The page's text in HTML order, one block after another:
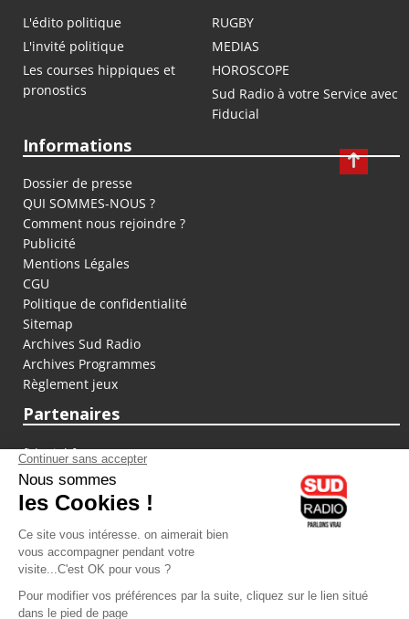
L'édito politique
RUGBY
L'invité politique
MEDIAS
Les courses hippiques et
pronostics
HOROSCOPE
Sud Radio à votre Service avec
Fiducial
Informations
Dossier de presse
QUI SOMMES-NOUS ?
Comment nous rejoindre ?
Publicité
Mentions Légales
CGU
Politique de confidentialité
Sitemap
Archives Sud Radio
Archives Programmes
Règlement jeux
Partenaires
fiducial.fr
lyoncapitale.fr
olympique-et-lyonnais.com
L'application Iphone / Android
Téléchargez l'application